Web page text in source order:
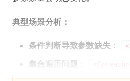
典型场景分析：
条件判断导致参数缺失 ：
集合遍历问题
<foreach>